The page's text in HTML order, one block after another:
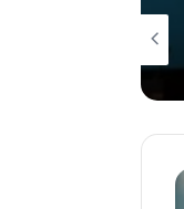
07/08/2026